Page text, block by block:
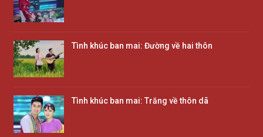
Tình khúc ban mai: Đường về hai thôn
Tình khúc ban mai: Trăng về thôn dã